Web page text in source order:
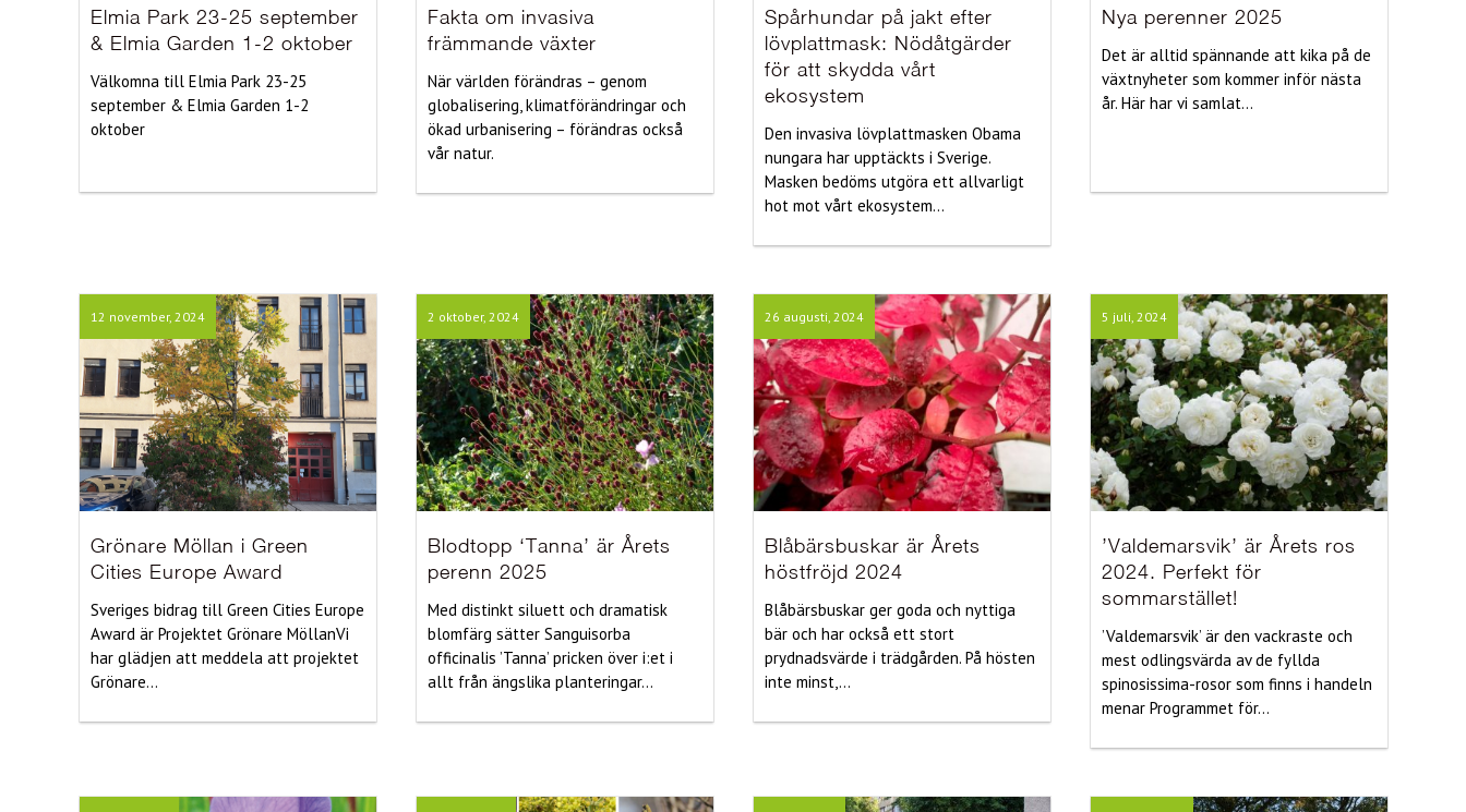
Elmia Park 23-25 september
& Elmia Garden 1-2 oktober
Välkomna till Elmia Park 23-25
september & Elmia Garden 1-2
oktober
Fakta om invasiva
främmande växter
När världen förändras – genom
globalisering, klimatförändringar och
ökad urbanisering – förändras också
vår natur.
Spårhundar på jakt efter
lövplattmask: Nödåtgärder
för att skydda vårt
ekosystem
Den invasiva lövplattmasken Obama
nungara har upptäckts i Sverige.
Masken bedöms utgöra ett allvarligt
hot mot vårt ekosystem...
Nya perenner 2025
Det är alltid spännande att kika på de
växtnyheter som kommer inför nästa
år. Här har vi samlat...
12 november, 2024
Grönare Möllan i Green
Cities Europe Award
Sveriges bidrag till Green Cities Europe
Award är Projektet Grönare MöllanVi
har glädjen att meddela att projektet
Grönare...
2 oktober, 2024
Blodtopp ‘Tanna’ är Årets
perenn 2025
Med distinkt siluett och dramatisk
blomfärg sätter Sanguisorba
officinalis ’Tanna’ pricken över i:et i
allt från ängslika planteringar...
26 augusti, 2024
Blåbärsbuskar är Årets
höstfröjd 2024
Blåbärsbuskar ger goda och nyttiga
bär och har också ett stort
prydnadsvärde i trädgården. På hösten
inte minst,...
5 juli, 2024
’Valdemarsvik’ är Årets ros
2024. Perfekt för
sommarstället!
’Valdemarsvik’ är den vackraste och
mest odlingsvärda av de fyllda
spinosissima-rosor som finns i handeln
menar Programmet för...